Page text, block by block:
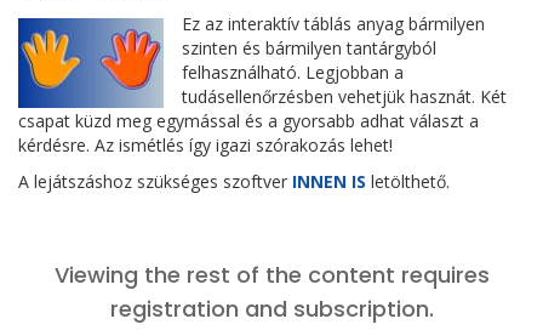
Ez az interaktív táblás anyag bármilyen
szinten és bármilyen tantárgyból
felhasználható. Legjobban a
tudásellenőrzésben vehetjük hasznát. Két
csapat küzd meg egymással és a gyorsabb adhat választ a
kérdésre. Az ismétlés így igazi szórakozás lehet!
A lejátszáshoz szükséges szoftver INNEN IS letölthető.